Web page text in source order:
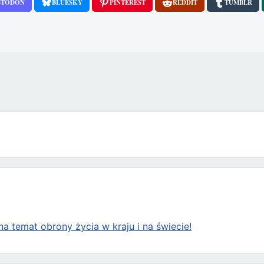
temat obrony życia w kraju i na świecie!
BLUESKY PINTEREST REDDIT TUMBLR